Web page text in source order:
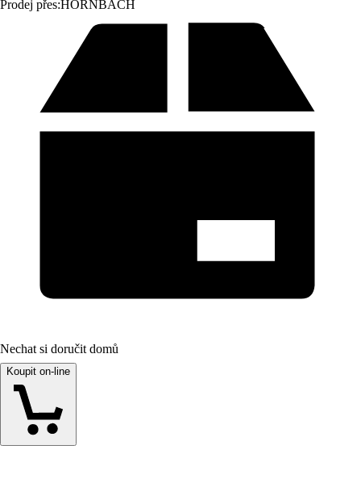
Prodej přes:HORNBACH
Nechat si doručit domů
Koupit on-line